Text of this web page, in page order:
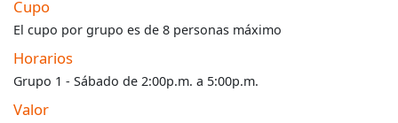
Cupo
El cupo por grupo es de 8 personas máximo
Horarios
Grupo 1 - Sábado de 2:00p.m. a 5:00p.m.
Valor